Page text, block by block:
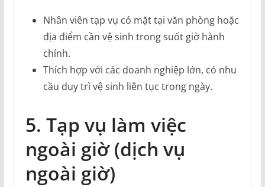
Nhân viên tạp vụ có mặt tại văn phòng hoặc
địa điểm cần vệ sinh trong suốt giờ hành
chính.
Thích hợp với các doanh nghiệp lớn, có nhu
cầu duy trì vệ sinh liên tục trong ngày.
5. Tạp vụ làm việc
ngoài giờ (dịch vụ
ngoài giờ)